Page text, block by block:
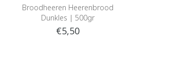
Broodheeren Heerenbrood
Dunkles | 500gr
€5,50